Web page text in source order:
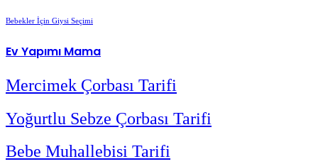
Bebekler İçin Giysi Seçimi
Ev Yapımı Mama
Mercimek Çorbası Tarifi
Yoğurtlu Sebze Çorbası Tarifi
Bebe Muhallebisi Tarifi